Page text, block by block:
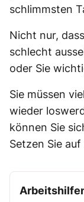
schlimmsten
Nicht nur,
schlecht
oder Sie
Sie müssen
wieder
können Sie
Setzen Sie